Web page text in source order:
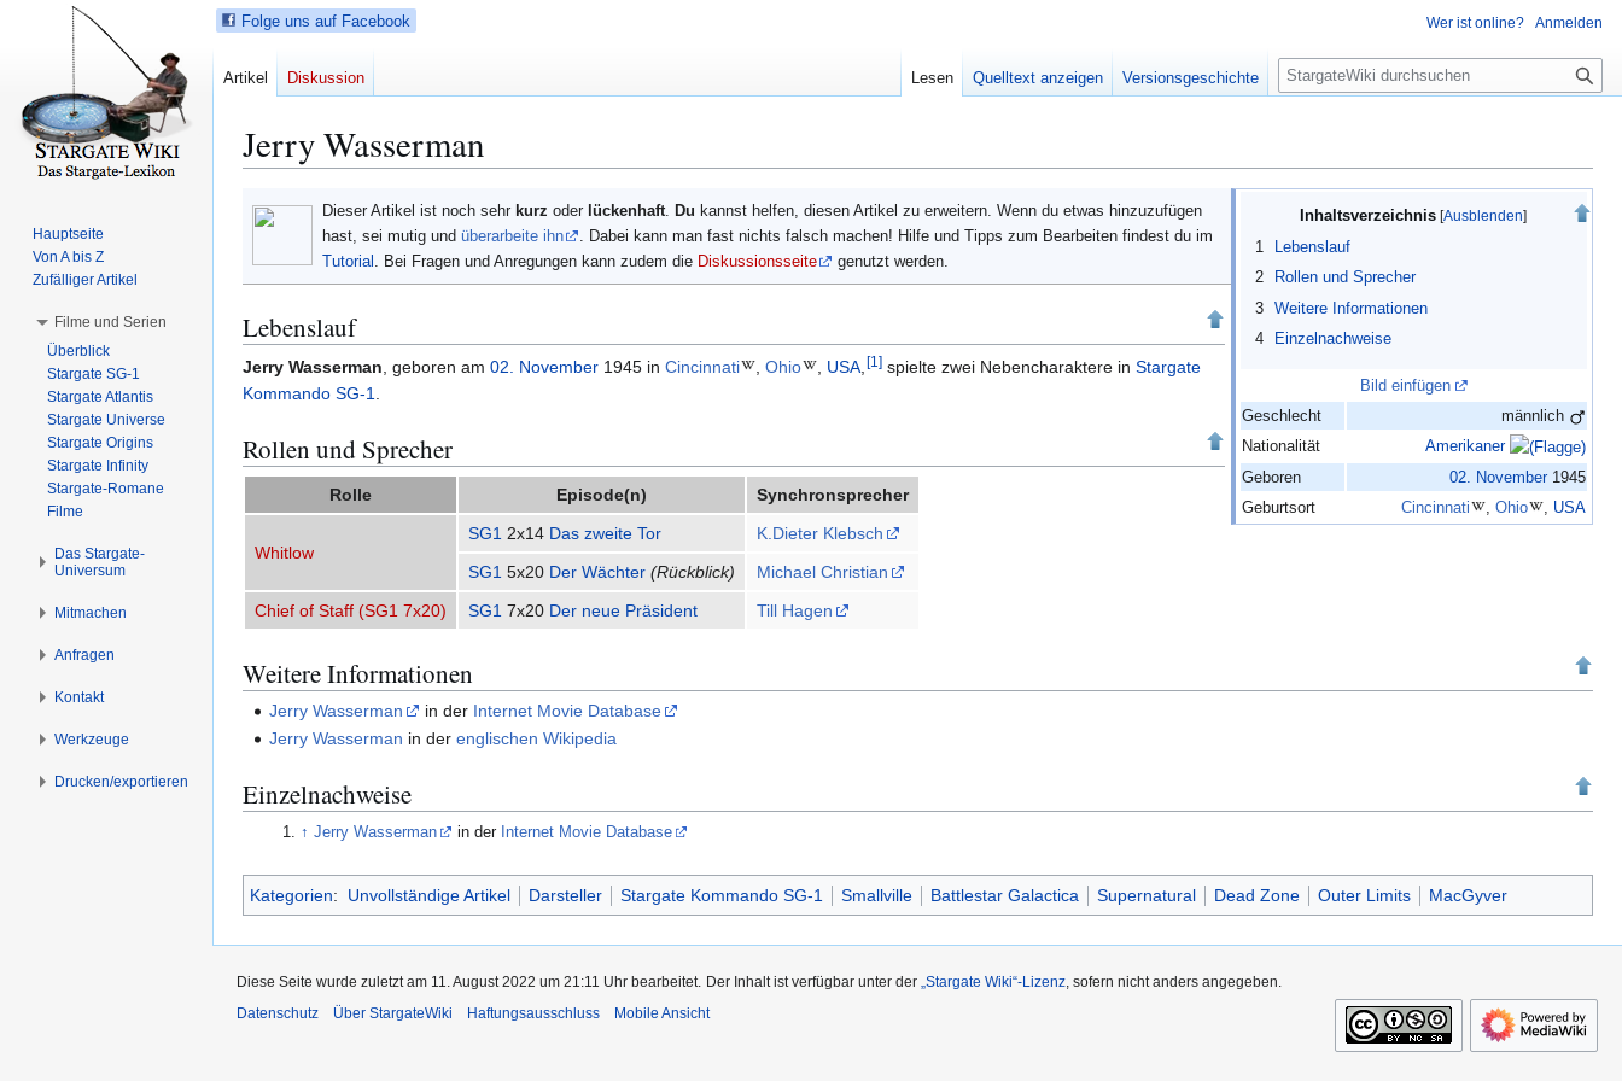
Jerry Wasserman
N
v
g
t
i
n
r
g
S
c
h
e
p
r
n
n
Inhaltsverzeichnis
1
Lebenslauf
2
Rollen und Sprecher
3
Weitere Informationen
4
Einzelnachweise
Bild einfügen
Geschlecht
männlich
Nationalität
Amerikaner
Geboren
02. November 1945
Geburtsort
Cincinnati , Ohio , USA
Dieser Artikel ist noch sehr kurz oder lückenhaft. Du kannst helfen, diesen Artikel zu erweitern. Wenn du etwas hinzuzufügen
hast, sei mutig und überarbeite ihn
. Dabei kann man fast nichts falsch machen! Hilfe und Tipps zum Bearbeiten findest du im
Tutorial . Bei Fragen und Anregungen kann zudem die Diskussionsseite genutzt werden.
Lebenslauf
Jerry Wasserman, geboren am 02. November 1945 in Cincinnati , Ohio , USA,[1 ] spielte zwei Nebencharaktere in Stargate
Kommando SG-1.
Rollen und Sprecher
Rolle Episode(n) Synchronsprecher
Whitlow
SG1 2x14 Das zweite Tor
K.Dieter Klebsch
SG1 5x20 Der Wächter (Rückblick)
Michael Christian
Chief of Staff (SG1 7x20)
SG1 7x20 Der neue Präsident Till Hagen
Weitere Informationen
Jerry Wasserman in der Internet Movie Database
Jerry Wasserman in derenglischen Wikipedia
Einzelnachweise
↑ Jerry Wasserman in der Internet Movie Database
Kategorien: Unvollständige Artikel Darsteller Stargate Kommando SG-1 Smallville Battlestar Galactica Supernatural Dead Zone Outer Limits MacGyver
Folge uns auf Facebook Wer ist online? Anmelden
Artikel Diskussion Lesen Quelltext anzeigen Versionsgeschichte
S
u
e
Hauptseite
Von A bis Z
Zufälliger Artikel
Filme und Serien
Überblick
Stargate SG-1
Stargate Atlantis
Stargate Universe
Stargate Origins
Stargate Infinity
Stargate-Romane
Filme
Das Stargate-
Universum
Mitmachen
Anfragen
Kontakt
Werkzeuge
Drucken/­exportieren
Diese Seite wurde zuletzt am 11. August 2022 um 21:11 Uhr bearbeitet. Der Inhalt ist verfügbar unter der „Stargate Wiki“-Lizenz, sofern nicht anders angegeben.
Datenschutz
Über StargateWiki Haftungsausschluss Mobile Ansicht